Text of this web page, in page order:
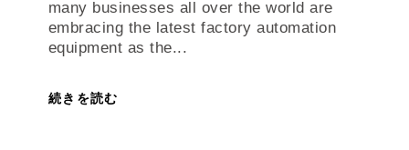
equipment as the...
続きを読む